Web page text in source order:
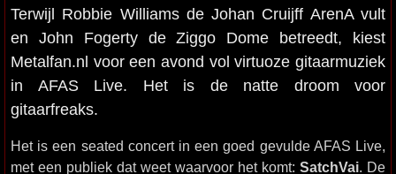
Terwijl Robbie Williams de Johan Cruijff ArenA vult
en John Fogerty de Ziggo Dome betreedt, kiest
Metalfan.nl voor een avond vol virtuoze gitaarmuziek
in AFAS Live. Het is de natte droom voor
gitaarfreaks.
Het is een seated concert in een goed gevulde AFAS Live,
met een publiek dat weet waarvoor het komt: SatchVai. De